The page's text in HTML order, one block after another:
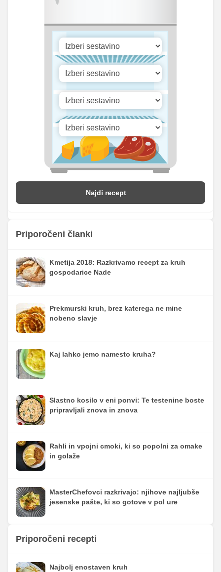
Najdi recept
Priporočeni članki
Kmetija 2018: Razkrivamo recept za kruh
gospodarice Nade
Prekmurski kruh, brez katerega ne mine
nobeno slavje
Kaj lahko jemo namesto kruha?
Slastno kosilo v eni ponvi: Te testenine boste
pripravljali znova in znova
Rahli in vpojni cmoki, ki so popolni za omake
in golaže
MasterChefovci razkrivajo: njihove najljubše
jesenske pašte, ki so gotove v pol ure
Priporočeni recepti
Najbolj enostaven kruh